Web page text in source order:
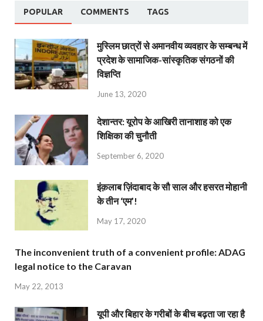
POPULAR COMMENTS TAGS
मुस्लिम छात्रों से अमानवीय व्यवहार के सम्बन्ध में
प्रदेश के सामाजिक-सांस्कृतिक संगठनों की
विज्ञप्ति
June 13, 2020
देशान्‍तर: यूरोप के आखिरी तानाशाह को एक
शिक्षिका की चुनौती
September 6, 2020
इंक़लाब ज़िंदाबाद के सौ साल और हसरत मोहानी
के तीन ‘एम’!
May 17, 2020
The inconvenient truth of a convenient profile: ADAG
legal notice to the Caravan
May 22, 2013
यूपी और बिहार के गरीबों के बीच बढ़ता जा रहा है